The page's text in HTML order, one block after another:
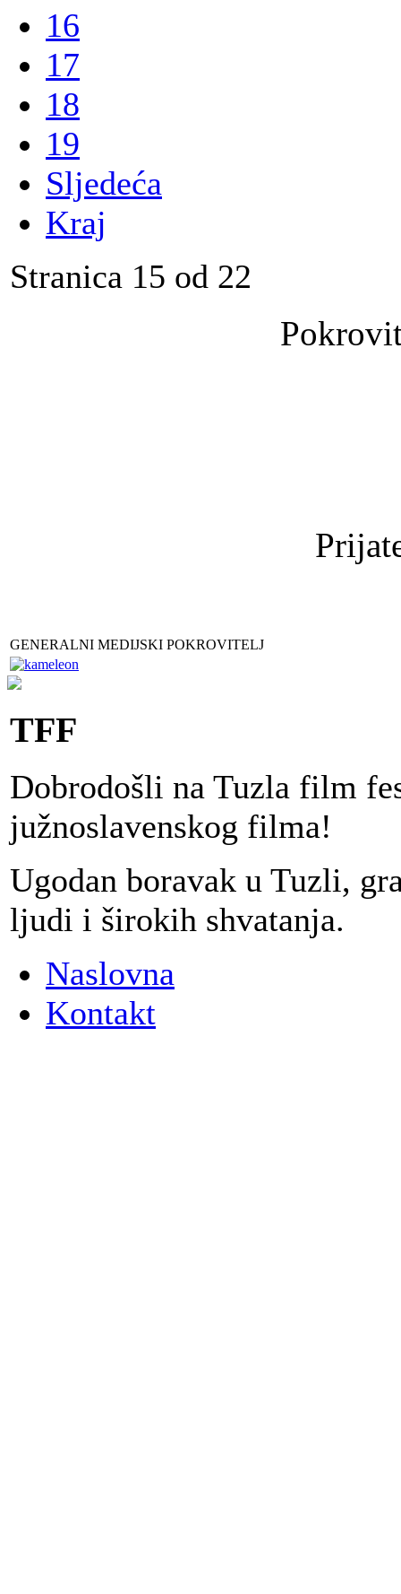
16
17
18
19
Sljedeća
Kraj
Stranica 15 od 22
GENERALNI MEDIJSKI POKROVITELJ
TFF
Dobrodošli na Tuzla film
južnoslavenskog filma!
Ugodan boravak u Tuzli,
ljudi i širokih shvatanja.
Naslovna
Kontakt